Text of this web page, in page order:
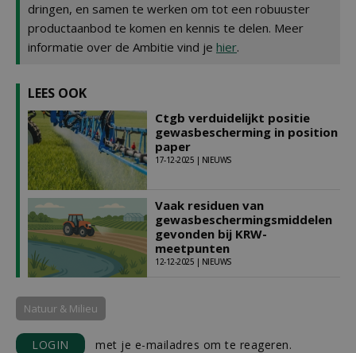
dringen, en samen te werken om tot een robuuster
productaanbod te komen en kennis te delen. Meer
informatie over de Ambitie vind je hier.
LEES OOK
Ctgb verduidelijkt positie
gewasbescherming in position
paper
17-12-2025 | NIEUWS
Vaak residuen van
gewasbeschermingsmiddelen
gevonden bij KRW-
meetpunten
12-12-2025 | NIEUWS
Natuur & Milieu
LOGIN met je e-mailadres om te reageren.